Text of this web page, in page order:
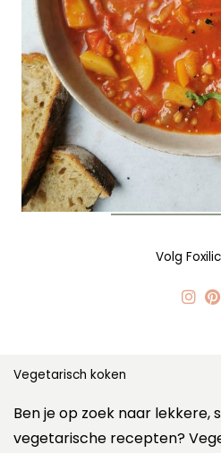
Volg
Vegetarisch koken
Ben je op zoek naar lekkere,
vegetarische recepten?